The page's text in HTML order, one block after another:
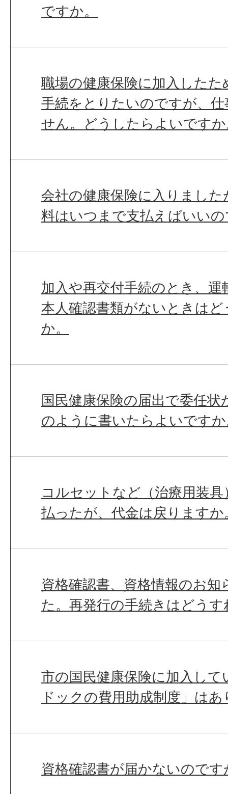
ですか。
職場の健康保険に加入した
手続をとりたいのですが、
せん。どうしたらよいです
会社の健康保険に入りました
料はいつまで支払えばいい
加入や再交付手続のとき、
本人確認書類がないときは
か。
国民健康保険の届出で委任
のように書いたらよいです
コルセットなど（治療用装
払ったが、代金は戻りますか
資格確認書、資格情報のお
た。再発行の手続きはどう
市の国民健康保険に加入し
ドックの費用助成制度」は
資格確認書が届かないのです